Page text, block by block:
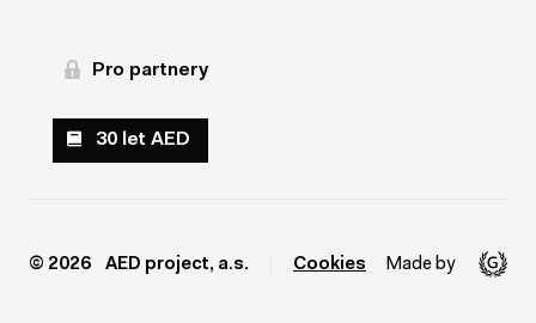
Pro partnery
Pro partnery
30 let AED
30 let AED
© 2026 AED project, a.s. Cookies Made by